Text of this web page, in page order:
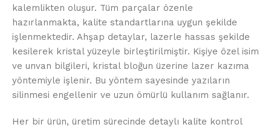
kalemlikten oluşur. Tüm parçalar özenle
hazırlanmakta, kalite standartlarına uygun şekilde
işlenmektedir. Ahşap detaylar, lazerle hassas şekilde
kesilerek kristal yüzeyle birleştirilmiştir. Kişiye özel isim
ve unvan bilgileri, kristal bloğun üzerine lazer kazıma
yöntemiyle işlenir. Bu yöntem sayesinde yazıların
silinmesi engellenir ve uzun ömürlü kullanım sağlanır.
Her bir ürün, üretim sürecinde detaylı kalite kontrol